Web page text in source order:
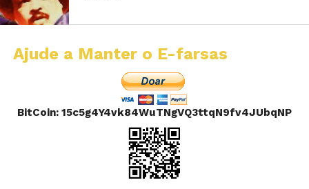
Ajude a Manter o E-farsas
BitCoin: 15c5g4Y4vk84WuTNgVQ3ttqN9fv4JUbqNP